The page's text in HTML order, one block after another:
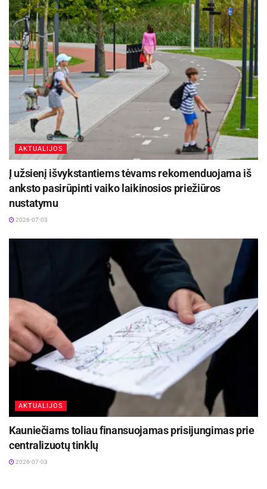
AKTUALIJOS
Į užsienį išvykstantiems tėvams rekomenduojama iš
anksto pasirūpinti vaiko laikinosios priežiūros
nustatymu
2026-07-03
AKTUALIJOS
Kauniečiams toliau finansuojamas prisijungimas prie
centralizuotų tinklų
2026-07-03